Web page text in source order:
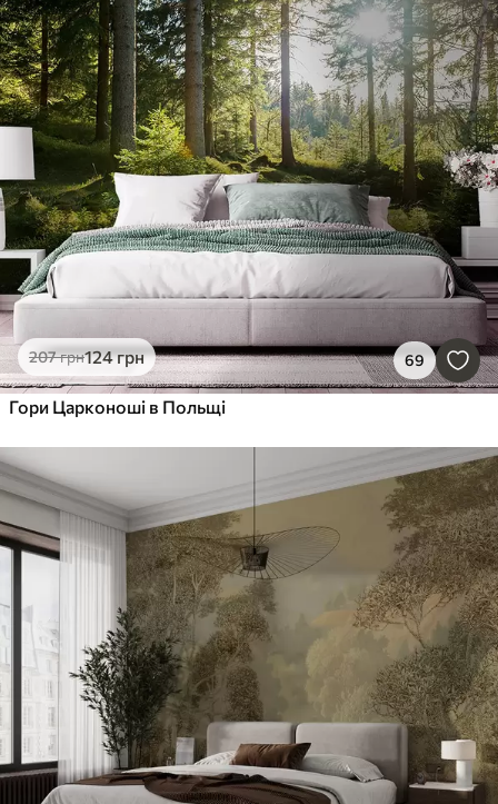
207грн124грн 69
Гори Царконоші в Польщі